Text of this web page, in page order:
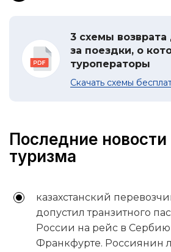
3 схемы возврата
за поездки, о
туроператоры
Скачать схемы
Последние
туризма
казахстанский
допустил транзитного
России на рейс в
Франкфурте. Россиянин